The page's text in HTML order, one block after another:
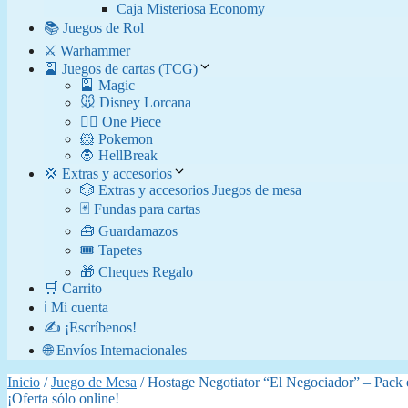
Caja Misteriosa Economy
📚 Juegos de Rol
⚔️ Warhammer
🎴 Juegos de cartas (TCG)
🎴 Magic
🐭 Disney Lorcana
🏴‍☠️ One Piece
🐹 Pokemon
🧛​ HellBreak
💢 Extras y accesorios
🎲 Extras y accesorios Juegos de mesa
🃏 Fundas para cartas
🧰 Guardamazos
🎟️ Tapetes
🎁 Cheques Regalo
🛒 Carrito
ℹ️ Mi cuenta
✍️ ¡Escríbenos!
🌐 Envíos Internacionales
Inicio /Juego de Mesa / Hostage Negotiator “El Negociador” – Pack
¡Oferta sólo online!